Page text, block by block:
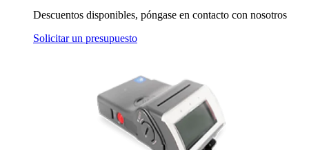
Descuentos disponibles, póngase en contacto con nosotros
Solicitar un presupuesto